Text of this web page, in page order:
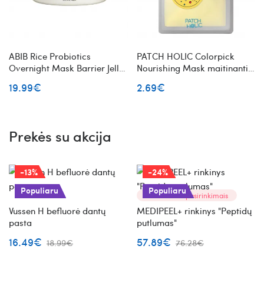
ABIB Rice Probiotics
Overnight Mask Barrier Jelly
ekstraktu
19.99€
PATCH HOLIC Colorpick
Nourishing Mask maitinanti
2.69€
Prekės su akcija
-13%
Populiaru
Vussen H befluorė dantų
pasta
16.49€ 18.99€
-24%
Populiaru
Prekė su pasirinkimais
MEDIPEEL+ rinkinys "Peptidų
putlumas"
57.89€ 76.28€